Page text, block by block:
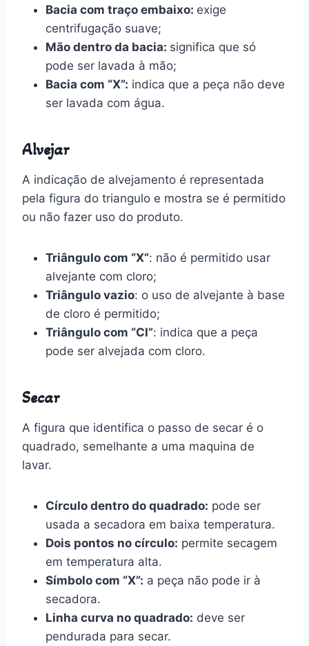
Bacia com traço embaixo: exige
centrifugação suave;
Mão dentro da bacia: significa que só
pode ser lavada à mão;
Bacia com “X”: indica que a peça não deve
ser lavada com água.
Alvejar
A indicação de alvejamento é representada
pela figura do triangulo e mostra se é permitido
ou não fazer uso do produto.
Triângulo com “X”: não é permitido usar
alvejante com cloro;
Triângulo vazio: o uso de alvejante à base
de cloro é permitido;
Triângulo com “Cl”: indica que a peça
pode ser alvejada com cloro.
Secar
A figura que identifica o passo de secar é o
quadrado, semelhante a uma maquina de
lavar.
Círculo dentro do quadrado: pode ser
usada a secadora em baixa temperatura.
Dois pontos no círculo: permite secagem
em temperatura alta.
Símbolo com “X”: a peça não pode ir à
secadora.
Linha curva no quadrado: deve ser
pendurada para secar.